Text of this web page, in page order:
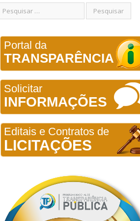
Portal da
TRANSPARÊNCIA
Solicitar
INFORMAÇÕES
Editais e Contratos de
LICITAÇÕES